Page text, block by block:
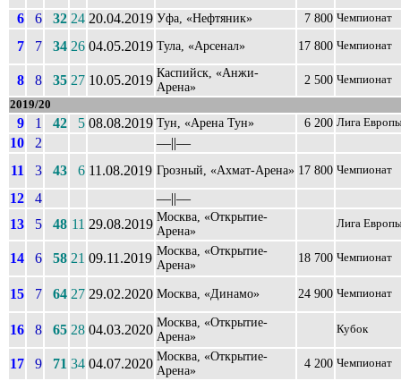
6 6 32 24 20.04.2019 Уфа, «Нефтяник» 7 800 Чемпионат
7 7 34 26 04.05.2019 Тула, «Арсенал» 17 800 Чемпионат
8 8 35 27 10.05.2019 Каспийск, «Анжи-
Арена»
2 500 Чемпионат
2019/20
9 1 42 5 08.08.2019 Тун, «Арена Тун» 6 200 Лига
10 2
––||––
11
3 43 6 11.08.2019 Грозный, «Ахмат-Арена» 17 800 Чемпионат
12 4
––||––
13
5 48 11 29.08.2019 Москва, «Открытие-
Арена»
Лига
14 6 58 21 09.11.2019 Москва, «Открытие-
Арена»
18 700 Чемпионат
15 7 64 27 29.02.2020 Москва, «Динамо» 24 900 Чемпионат
16 8 65 28 04.03.2020 Москва, «Открытие-
Арена»
Кубок
17 9 71 34 04.07.2020 Москва, «Открытие-
Арена»
4 200 Чемпионат